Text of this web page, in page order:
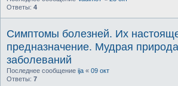
Ответы: 4
Симптомы болезней. Их
предназначение. Мудрая
заболеваний
Последнее сообщение ija « 09 окт
Ответы: 7